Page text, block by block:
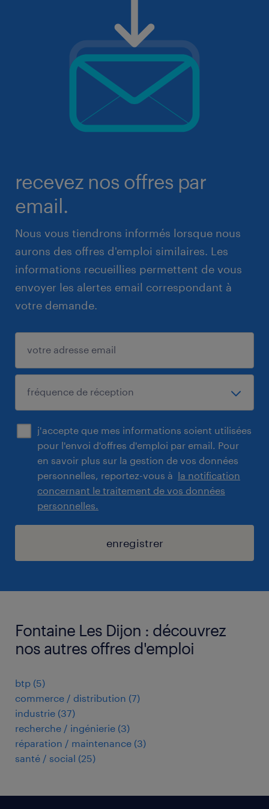
recevez nos offres par
email.
Nous vous tiendrons informés lorsque nous
aurons des offres d'emploi similaires. Les
informations recueillies permettent de vous
envoyer les alertes email correspondant à
votre demande.
j'accepte que mes informations soient utilisées
pour l'envoi d'offres d'emploi par email. Pour
en savoir plus sur la gestion de vos données
personnelles, reportez-vous à la notification
concernant le traitement de vos données
personnelles.
enregistrer
Fontaine Les Dijon : découvrez
nos autres offres d'emploi
btp (5)
commerce / distribution (7)
industrie (37)
recherche / ingénierie (3)
réparation / maintenance (3)
santé / social (25)